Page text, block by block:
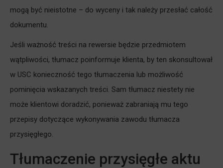
mogą być nieistotne – do wyceny i tak należy przesłać całość
dokumentu.
Jeśli ważność treści na rewersie będzie przedmiotem
wątpliwości, tłumacz poinformuje klienta, by ten skonsultował
w USC konieczność tego tłumaczenia lub możliwość
pominięcia wskazanych treści. Sam tłumacz niestety nie
może klientowi doradzić, ponieważ zabraniają mu tego
przepisy dotyczące wykonywania zawodu tłumacza
przysięgłego.
Tłumaczenie przysięgłe aktu